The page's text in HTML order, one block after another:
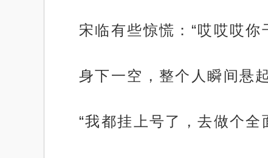
宋临有些惊慌：“哎哎哎你
身下一空，整个人瞬间悬
“我都挂上号了，去做个